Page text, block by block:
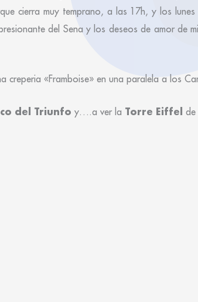
cierra muy temprano, a las 17h, y los
del Sena y los deseos de amor de
creperia «Framboise» en una paralela a los
del Triunfo y….a ver la Torre Eiffel de